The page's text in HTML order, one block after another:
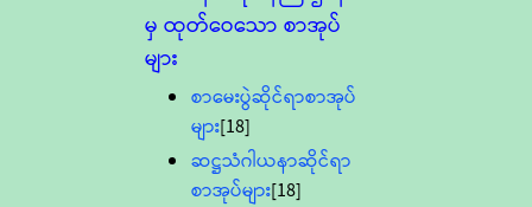
မှ ထုတ်ဝေသော စာအုပ်
များ
စာမေးပွဲဆိုင်ရာစာအုပ်
များ[18]
ဆဋ္ဌသံဂါယနာဆိုင်ရာ
စာအုပ်များ[18]